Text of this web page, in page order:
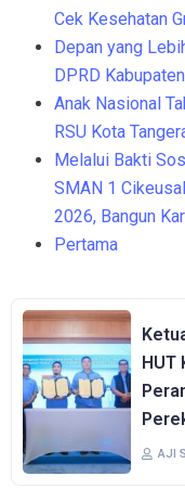
Cek Kesehatan
Depan yang
DPRD
Anak Nasional
RSU Kota
Melalui Bakti
SMAN 1
2026, Bangun
Pertama
HUT
AJI